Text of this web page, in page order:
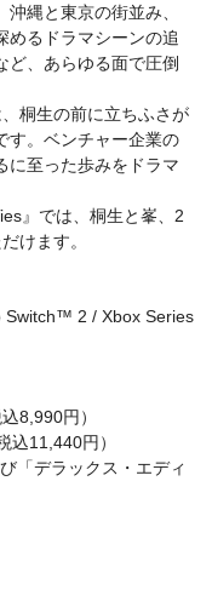
縄と東京の街並み、
めるドラマシーンの追
ど、あらゆる面で圧倒
桐生の前に立ちふさが
す。ベンチャー企業の
に至った歩みをドラマ
』では、桐生と峯、2
けます。
Switch™ 2 / Xbox Series
8,990円）
込11,440円）
「デラックス・エディ